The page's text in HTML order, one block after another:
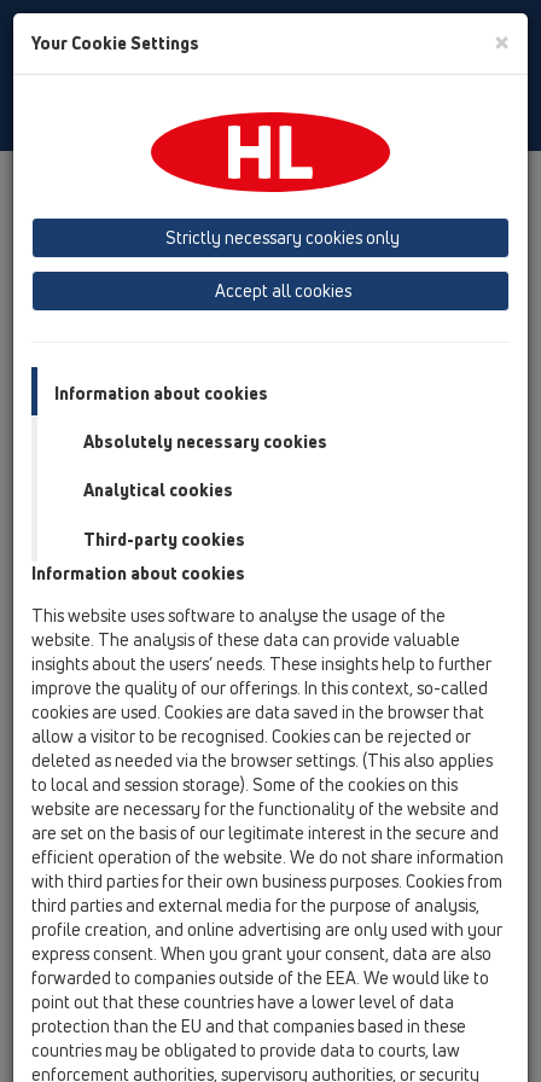
Toggle
Ürüne Genel Bakış 13 Yer Süzgeçleri
Ürüne Genel Bakış
13 Yer Süzgeçleri
Aksanlar
HL0317.4E
13 Yer Süzgeçleri / Aksanlar / Içerik / HL0317.4E
HL01067D
13 Yer Süzgeçleri / Aksanlar / Içerik / HL01067D
O-Yüzük 92x4mm
HL01086D
13 Yer Süzgeçleri / Aksanlar / Içerik / HL01086D
O-Yüzük 88x5mm
HL317KHN
13 Yer Süzgeçleri / Aksanlar / Içerik / HL317KHN
Yer Süzgeci Gövdesi DN75 Dikey. Bitum
İzolasyonlu ve Niron Takımlı
HL03911.5E
13 Yer Süzgeçleri / Aksanlar / Içerik / HL03911.5E
Pin Altıgen ST 4mm için L anahtarı
HL01093D
13 Yer Süzgeçleri / Aksanlar / Içerik / HL01093D
O-Halka 125x4
Your Cookie Settings ×
Strictly necessary cookies only
Accept all cookies
Information about cookies
Absolutely necessary cookies
Analytical cookies
Third-party cookies
Information about cookies
This website uses software to analyse the usage of the
website. The analysis of these data can provide valuable
insights about the users’ needs. These insights help to further
improve the quality of our offerings. In this context, so-called
cookies are used. Cookies are data saved in the browser that
allow a visitor to be recognised. Cookies can be rejected or
deleted as needed via the browser settings. (This also applies
to local and session storage). Some of the cookies on this
website are necessary for the functionality of the website and
are set on the basis of our legitimate interest in the secure and
efficient operation of the website. We do not share information
with third parties for their own business purposes. Cookies from
third parties and external media for the purpose of analysis,
profile creation, and online advertising are only used with your
express consent. When you grant your consent, data are also
forwarded to companies outside of the EEA. We would like to
point out that these countries have a lower level of data
protection than the EU and that companies based in these
countries may be obligated to provide data to courts, law
enforcement authorities, supervisory authorities, or security